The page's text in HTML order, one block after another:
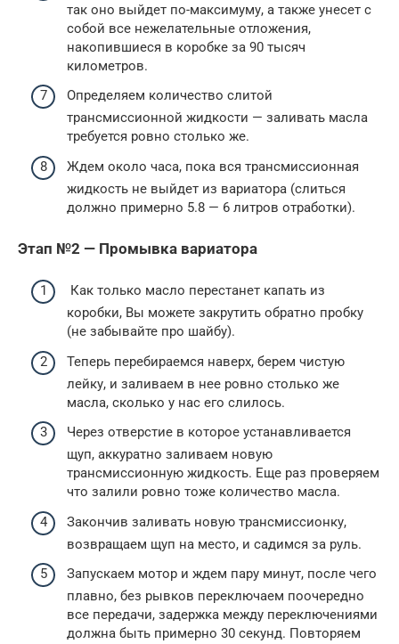
так оно выйдет по-максимуму, а также унесет с
собой все нежелательные отложения,
накопившиеся в коробке за 90 тысяч
километров.
Определяем количество слитой
трансмиссионной жидкости — заливать масла
требуется ровно столько же.
Ждем около часа, пока вся трансмиссионная
жидкость не выйдет из вариатора (слиться
должно примерно 5.8 — 6 литров отработки).
Этап №2 — Промывка вариатора
Как только масло перестанет капать из
коробки, Вы можете закрутить обратно пробку
(не забывайте про шайбу).
Теперь перебираемся наверх, берем чистую
лейку, и заливаем в нее ровно столько же
масла, сколько у нас его слилось.
Через отверстие в которое устанавливается
щуп, аккуратно заливаем новую
трансмиссионную жидкость. Еще раз проверяем
что залили ровно тоже количество масла.
Закончив заливать новую трансмиссионку,
возвращаем щуп на место, и садимся за руль.
Запускаем мотор и ждем пару минут, после чего
плавно, без рывков переключаем поочередно
все передачи, задержка между переключениями
должна быть примерно 30 секунд. Повторяем